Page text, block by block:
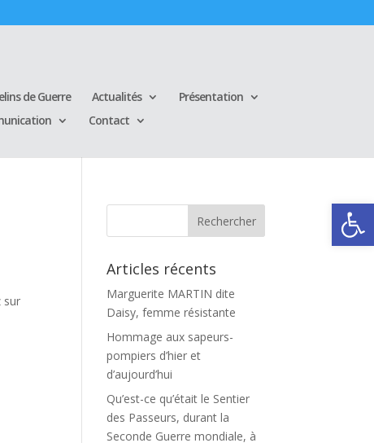
Ouvrir
de Guerre Actualités
Présentation
Contact
sur
Articles récents
Marguerite MARTIN dite
Daisy, femme résistante
Hommage aux sapeurs-
pompiers d’hier et
d’aujourd’hui
Qu’est-ce qu’était le Sentier
des Passeurs, durant la
Seconde Guerre mondiale, à